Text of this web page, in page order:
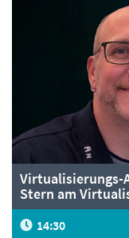
Virtualisierungs-
Stern am
14:30